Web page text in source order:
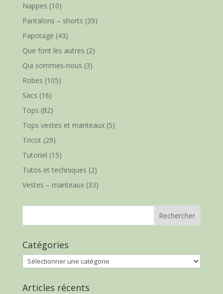
Nappes (10)
Pantalons – shorts (39)
Papotage (43)
Que font les autres (2)
Qui sommes-nous (3)
Robes (105)
Sacs (16)
Tops (82)
Tops vestes et manteaux(5)
Tricot(29)
Tutoriel (15)
Tutos et techniques (2)
Vestes – manteaux(33)
Catégories
Catégories
Articles récents